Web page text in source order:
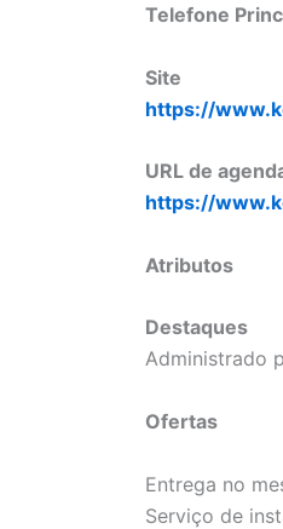
Telefone
Site
https://
URL de
https://
Atributos
Destaques
Administrado
Ofertas
Entrega no
Serviço de